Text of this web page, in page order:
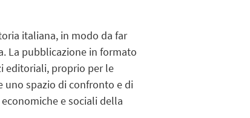
italiana, in modo da far
La pubblicazione in formato
editoriali, proprio per le
uno spazio di confronto e di
e sociali della